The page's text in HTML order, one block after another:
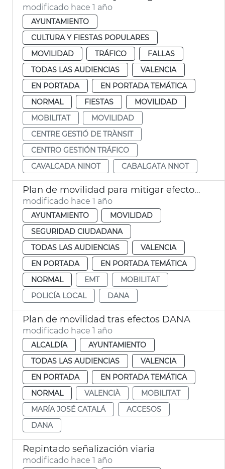
modificado hace 1 año
AYUNTAMIENTO
CULTURA Y FIESTAS POPULARES
MOVILIDAD
TRÁFICO
FALLAS
TODAS LAS AUDIENCIAS
VALENCIA
EN PORTADA
EN PORTADA TEMÁTICA
NORMAL
FIESTAS
MOVILIDAD
MOBILITAT
MOVILIDAD
CENTRE GESTIÓ DE TRÀNSIT
CENTRO GESTIÓN TRÁFICO
CAVALCADA NINOT
CABALGATA NNOT
Plan de movilidad para mitigar efectos DANA
modificado hace 1 año
AYUNTAMIENTO
MOVILIDAD
SEGURIDAD CIUDADANA
TODAS LAS AUDIENCIAS
VALENCIA
EN PORTADA
EN PORTADA TEMÁTICA
NORMAL
EMT
MOBILITAT
POLICÍA LOCAL
DANA
Plan de movilidad tras efectos DANA
modificado hace 1 año
ALCALDÍA
AYUNTAMIENTO
TODAS LAS AUDIENCIAS
VALENCIA
EN PORTADA
EN PORTADA TEMÁTICA
NORMAL
VALENCIÀ
MOBILITAT
MARÍA JOSÉ CATALÁ
ACCESOS
DANA
Repintado señalización viaria
modificado hace 1 año